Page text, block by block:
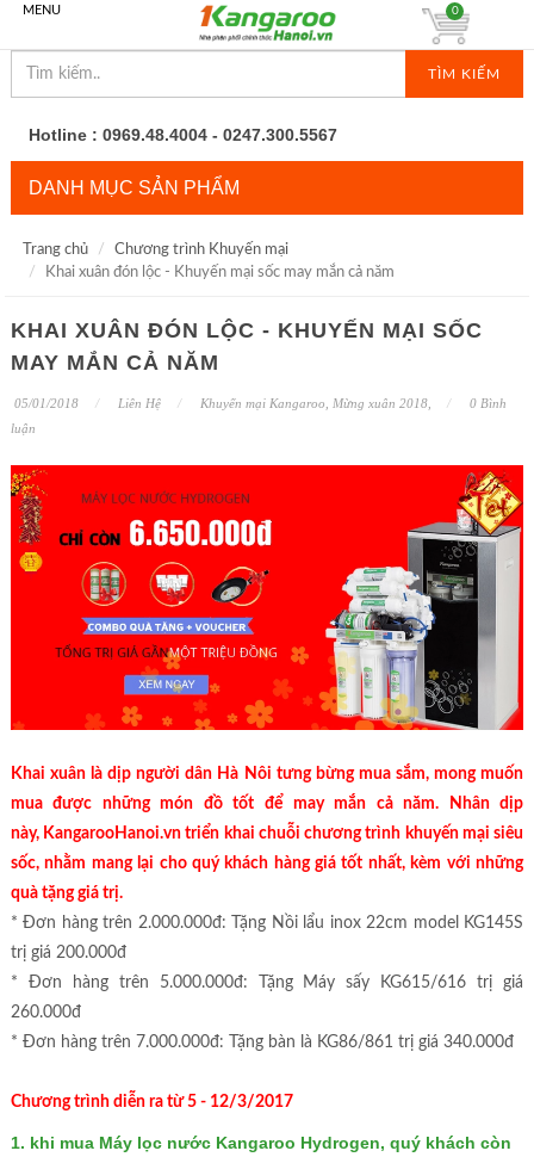
MENU
TÌM KIẾM
0
Hotline : 0969.48.4004 - 0247.300.5567
DANH MỤC SẢN PHẨM
Trang chủ
Chương trình Khuyến mại
Khai xuân đón lộc - Khuyến mại sốc may mắn cả năm
KHAI XUÂN ĐÓN LỘC - KHUYẾN MẠI SỐC
MAY MẮN CẢ NĂM
05/01/2018 Liên Hệ Khuyến mại Kangaroo Mừng xuân 2018,
0 Bình
luận
Khai xuân là dịp người dân Hà Nôi tưng bừng mua sắm, mong muốn
mua được những món đồ tốt để may mắn cả năm. Nhân dịp
này, KangarooHanoi.vn triển khai chuỗi chương trình khuyến mại siêu
sốc, nhằm mang lại cho quý khách hàng giá tốt nhất, kèm với những
quà tặng giá trị.
* Đơn hàng trên 2.000.000đ: Tặng Nồi lẩu inox 22cm model KG145S
trị giá 200.000đ
* Đơn hàng trên 5.000.000đ: Tặng Máy sấy KG615/616 trị giá
260.000đ
* Đơn hàng trên 7.000.000đ: Tặng bàn là KG86/861 trị giá 340.000đ
Chương trình diễn ra từ 5 - 12/3/2017
1. khi mua Máy lọc nước Kangaroo Hydrogen, quý khách còn